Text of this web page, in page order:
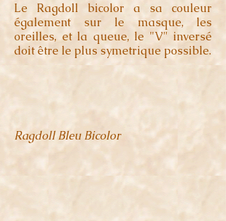
Le Ragdoll bicolor a sa couleur
également sur le masque, les
oreilles, et la queue, le "V" inversé
doit être le plus symetrique possible.
Ragdoll Bleu Bicolor